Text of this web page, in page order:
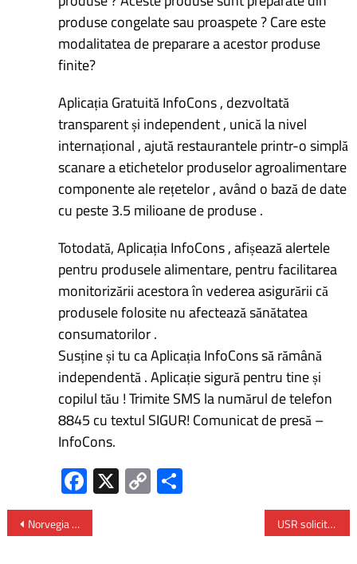
produse congelate sau proaspete ? Care este
modalitatea de preparare a acestor produse
finite?
Aplicația Gratuită InfoCons , dezvoltată
transparent și independent , unică la nivel
internațional , ajută restaurantele printr-o simplă
scanare a etichetelor produselor agroalimentare
componente ale rețetelor , având o bază de date
cu peste 3.5 milioane de produse .
Totodată, Aplicația InfoCons , afișează alertele
pentru produsele alimentare, pentru facilitarea
monitorizării acestora în vederea asigurării că
produsele folosite nu afectează sănătatea
consumatorilor .
Susține și tu ca Aplicația InfoCons să rămână
independentă . Aplicație sigură pentru tine și
copilul tău ! Trimite SMS la numărul de telefon
8845 cu textul SIGUR! Comunicat de presă –
InfoCons.
Fa
ce
b
X C
o
Norvegia – aproape toate automobilele noi, înmatriculate în 2024, au fost modele complet electrice USR solicită Guvernului Ciolacu 2 eliminarea noii taxe pe stâlp – „prostia aia” încercată de PSD și acum câțiva ani